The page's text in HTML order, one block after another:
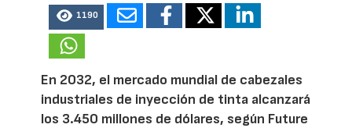
1190
En 2032, el mercado mundial de cabezales
industriales de inyección de tinta alcanzará
los 3.450 millones de dólares, según Future